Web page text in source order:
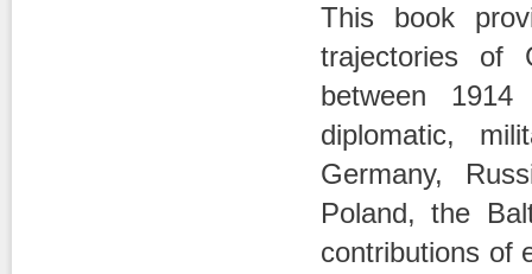
This book
trajectories of
between
diplomatic,
Germany,
Poland, the
contributions of